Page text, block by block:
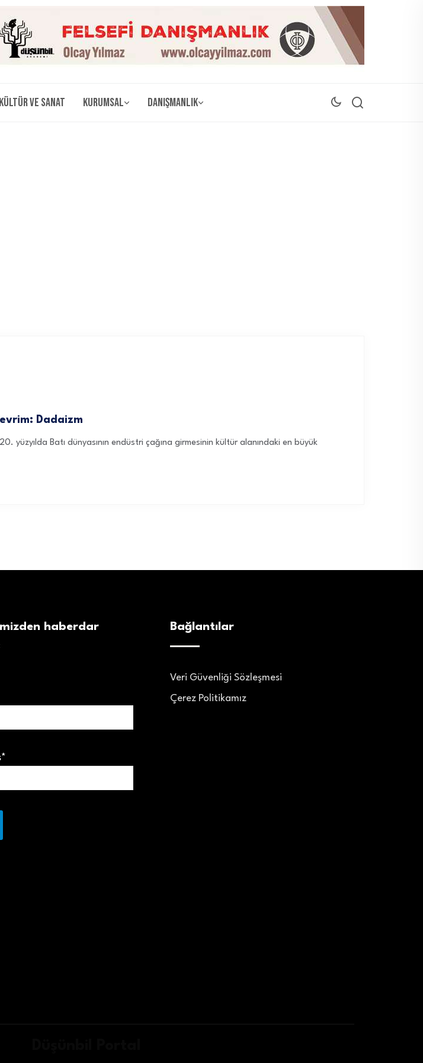
Kültür ve Sanat Kurumsal Danışmanlık
Dadaizm
yüzyılda Batı dünyasının endüstri çağına girmesinin kültür alanındaki en büyük
haberdar
Bağlantılar
Veri Güvenliği Sözleşmesi
Çerez Politikamız